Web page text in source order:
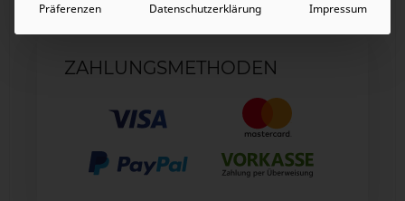
ZAHLUNGSMETHODEN
Präferenzen Datenschutzerklärung Impressum